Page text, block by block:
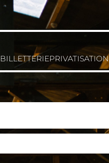
BILLETTERIEPRIVATISATION